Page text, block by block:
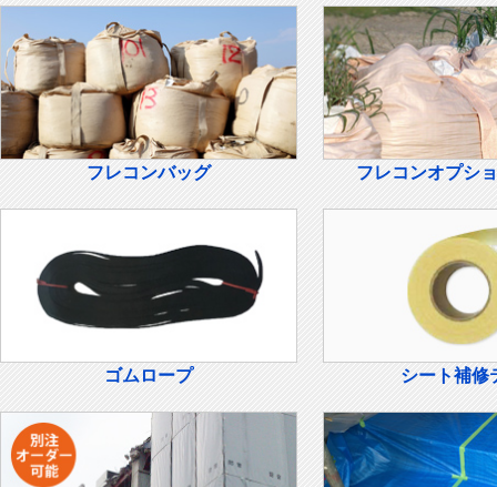
フレコンバッグ フレコンオプシ
ゴムロープ シート補修